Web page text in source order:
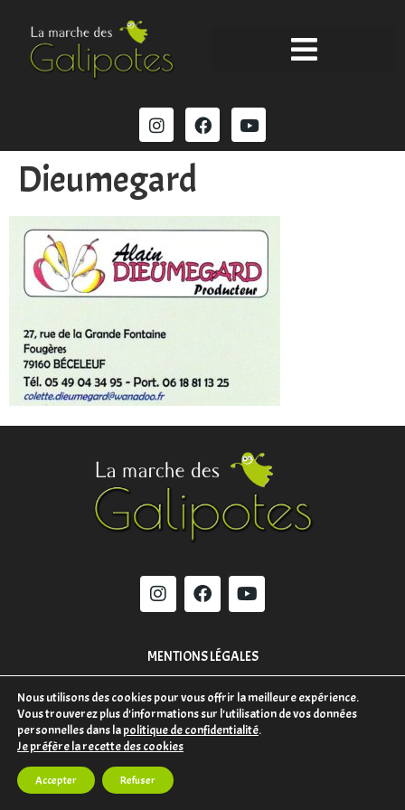
Dieumegard
MENTIONS LÉGALES
CONTACT
Nous utilisons des cookies pour vous offrir la meilleure expérience.
Vous trouverez plus d'informations sur l'utilisation de vos données
personnelles dans lapolitique de confidentialité.
Je préfère la recette des cookies
Accepter Refuser